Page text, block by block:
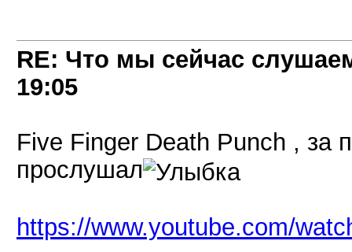
RE: Что мы сейчас
19:05
Five Finger Death Punch ,
прослушал
https://www.youtube.com/